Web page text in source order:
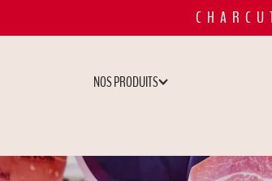
C H A R C
NOS PRODUITS